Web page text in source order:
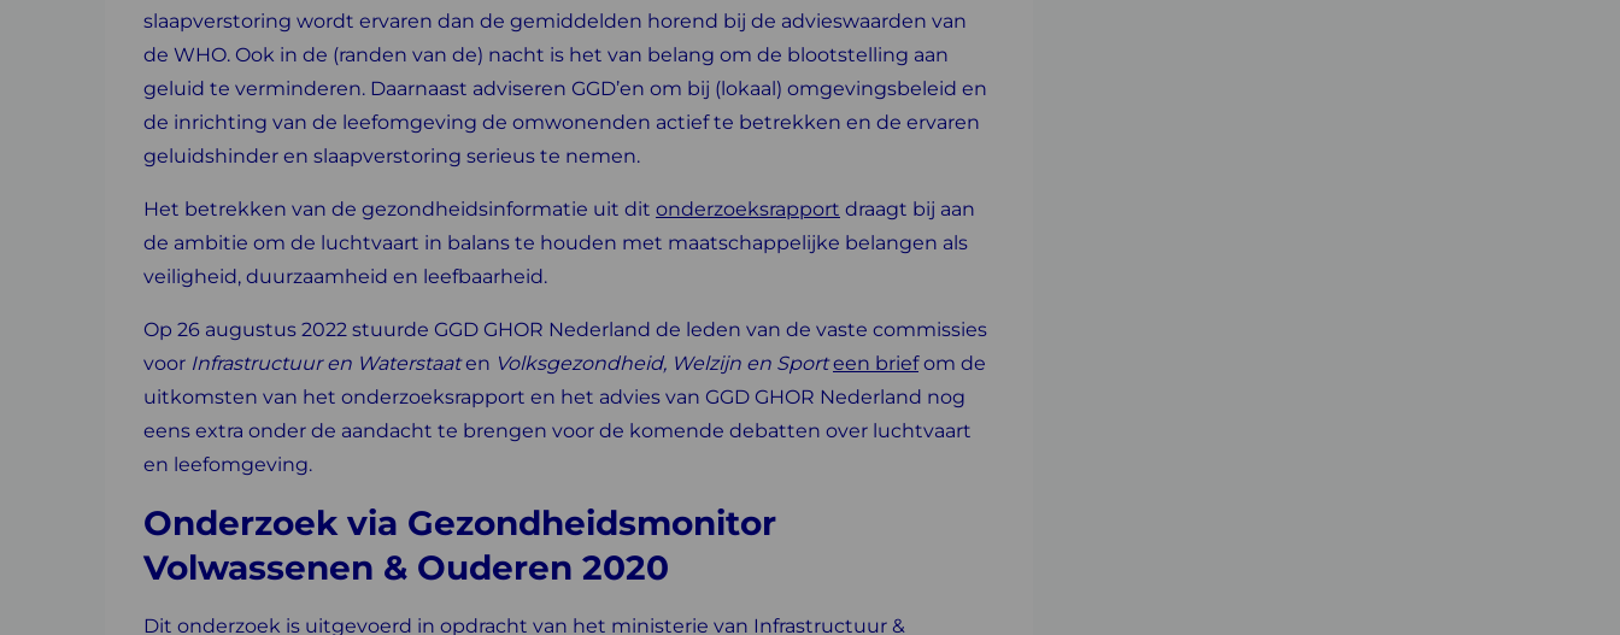
slaapverstoring wordt ervaren dan de gemiddelden horend bij de advieswaarden van
de WHO. Ook in de (randen van de) nacht is het van belang om de blootstelling aan
geluid te verminderen. Daarnaast adviseren GGD’en om bij (lokaal) omgevingsbeleid en
de inrichting van de leefomgeving de omwonenden actief te betrekken en de ervaren
geluidshinder en slaapverstoring serieus te nemen.
Het betrekken van de gezondheidsinformatie uit dit onderzoeksrapport draagt bij aan
de ambitie om de luchtvaart in balans te houden met maatschappelijke belangen als
veiligheid, duurzaamheid en leefbaarheid.
Op 26 augustus 2022 stuurde GGD GHOR Nederland de leden van de vaste commissies
voor Infrastructuur en Waterstaaten Volksgezondheid, Welzijn en Sport een briefom de
uitkomsten van het onderzoeksrapport en het advies van GGD GHOR Nederland nog
eens extra onder de aandacht te brengen voor de komende debatten over luchtvaart
en leefomgeving.
Onderzoek via Gezondheidsmonitor
Volwassenen & Ouderen 2020
Dit onderzoek is uitgevoerd in opdracht van het ministerie van Infrastructuur &